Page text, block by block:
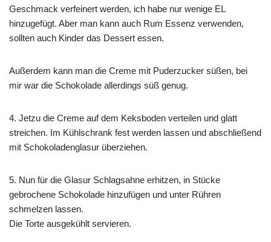
Geschmack verfeinert werden, ich habe nur wenige EL
hinzugefügt. Aber man kann auch Rum Essenz verwenden,
sollten auch Kinder das Dessert essen.
Außerdem kann man die Creme mit Puderzucker süßen, bei
mir war die Schokolade allerdings süß genug.
4. Jetzu die Creme auf dem Keksboden verteilen und glatt
streichen. Im Kühlschrank fest werden lassen und abschließend
mit Schokoladenglasur überziehen.
5. Nun für die Glasur Schlagsahne erhitzen, in Stücke
gebrochene Schokolade hinzufügen und unter Rühren
schmelzen lassen.
Die Torte ausgekühlt servieren.